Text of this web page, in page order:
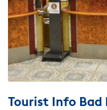
Tourist Info Bad